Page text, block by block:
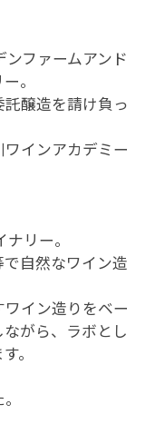
ファームアンド
。
醸造を請け負っ
インアカデミー
リー。
自然なワイン造
イン造りをベー
がら、ラボとし
。